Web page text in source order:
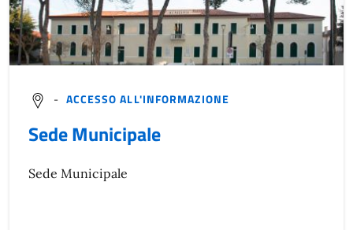
- ACCESSO ALL'INFORMAZIONE
Sede Municipale
Sede Municipale